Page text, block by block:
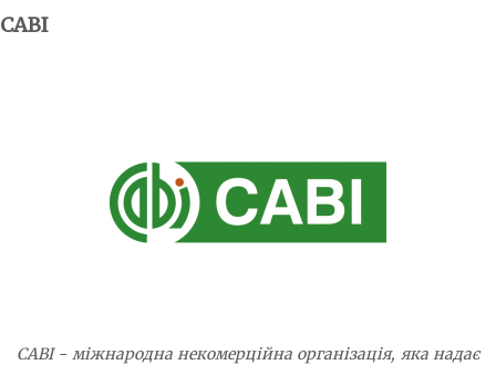
CABI
CABI - міжнародна некомерційна організація, яка надає